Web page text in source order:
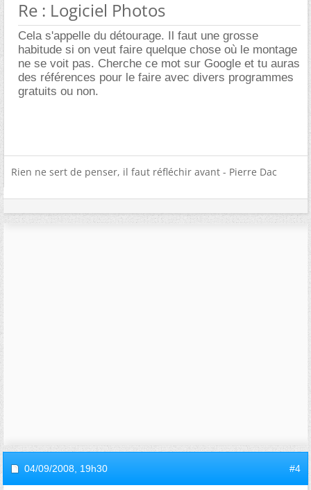
Re : Logiciel Photos
Cela s'appelle du détourage. Il faut une grosse
habitude si on veut faire quelque chose où le montage
ne se voit pas. Cherche ce mot sur Google et tu auras
des références pour le faire avec divers programmes
gratuits ou non.
Rien ne sert de penser, il faut réfléchir avant - Pierre Dac
04/09/2008, 19h30 #4